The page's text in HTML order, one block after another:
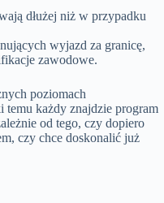
dłużej niż w przypadku
wyjazd za granicę,
zawodowe.
poziomach
temu każdy znajdzie program
od tego, czy dopiero
czy chce doskonalić już